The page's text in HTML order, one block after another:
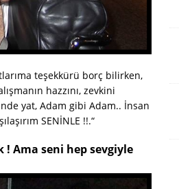
teşekkürü borç bilirken,
hazzını, zevkini
yat, Adam gibi Adam.. İnsan
SENİNLE !!.“
! Ama seni hep sevgiyle